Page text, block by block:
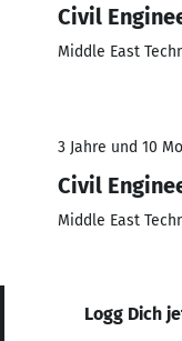
Civil
Middle East
3 Jahre und 10
Civil
Middle East
Logg Dich